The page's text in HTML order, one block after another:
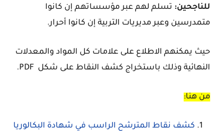
للناجحين: تسلم لهم عبر مؤسساتهم إن كانوا
متمدرسين وعبر مديريات التربية إن كانوا أحرار.
حيث يمكنهم الاطلاع على علامات كل المواد والمعدلات
النهائية وذلك باستخراج كشف النقاط على شكل PDF.
من هنا:
كشف نقاط المترشح الراسب في شهادة البكالوريا